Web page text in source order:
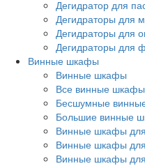
Дегидратор для
Дегидраторы для
Дегидраторы для
Дегидраторы для
Винные шкафы
Винные шкафы
Все винные шкафы
Бесшумные
Большие винные
Винные шкафы
Винные шкафы для
Винные шкафы